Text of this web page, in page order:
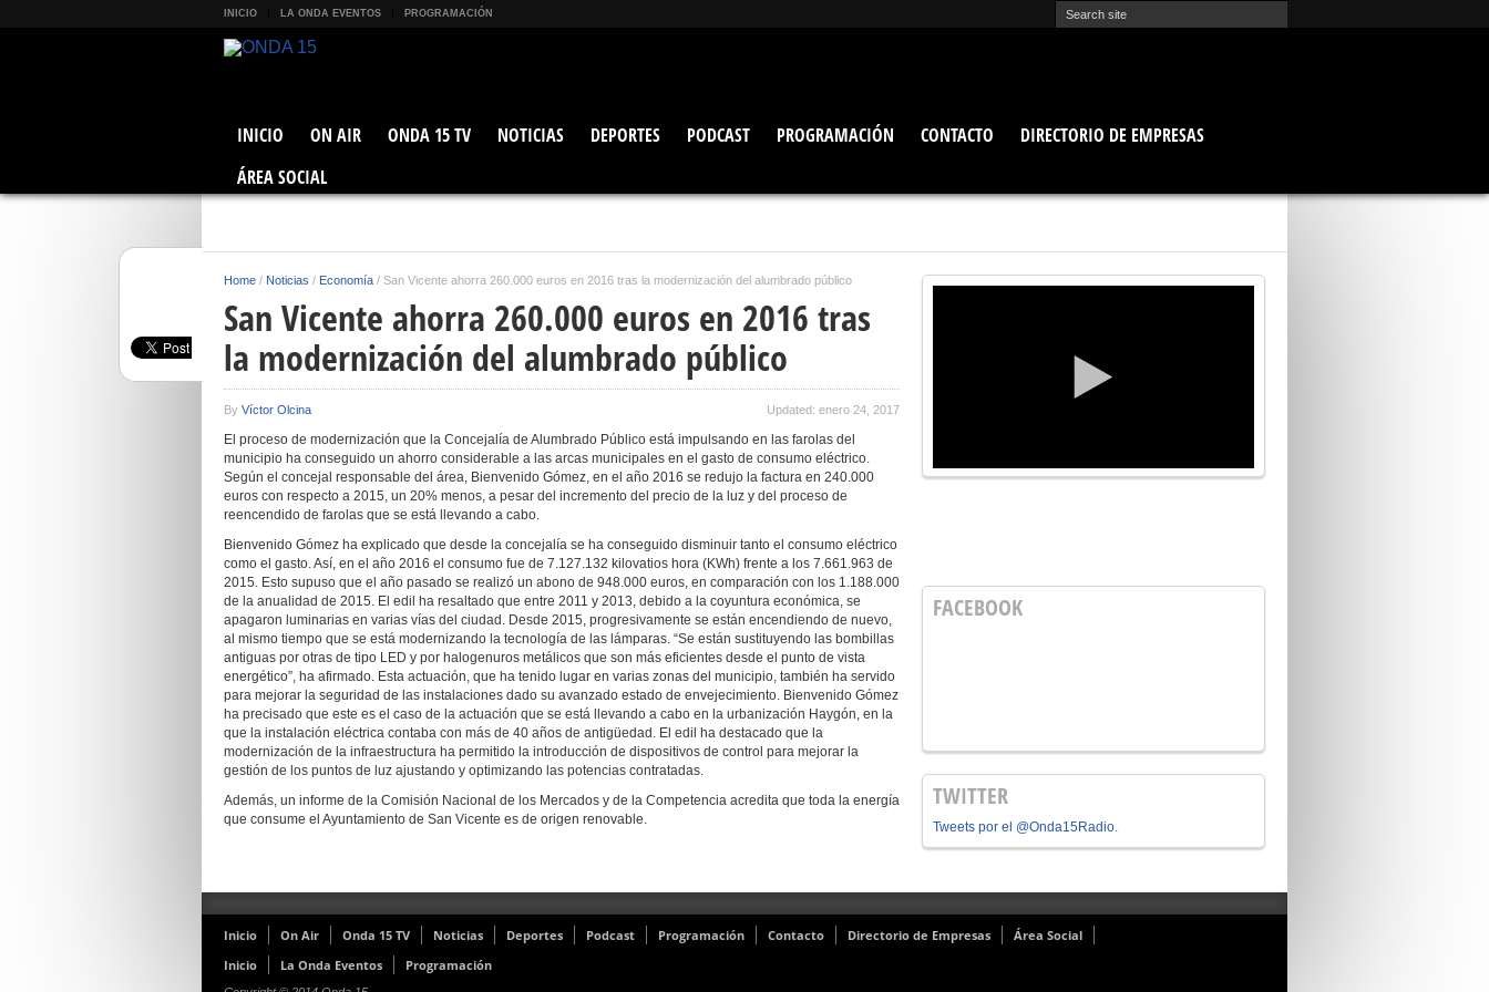
INICIO LA ONDA EVENTOS PROGRAMACIÓN
INICIO ON AIR ONDA 15 TV NOTICIAS DEPORTES PODCAST PROGRAMACIÓN CONTACTO
DIRECTORIO DE EMPRESAS
ÁREA SOCIAL
Home / Noticias / Economía / San Vicente ahorra 260.000 euros en 2016 tras la modernización del alumbrado público
San Vicente ahorra 260.000 euros en 2016 tras
la modernización del alumbrado público
By Víctor Olcina Updated: enero 24, 2017
El proceso de modernización que la Concejalía de Alumbrado Público está impulsando en las farolas del
municipio ha conseguido un ahorro considerable a las arcas municipales en el gasto de consumo eléctrico.
Según el concejal responsable del área, Bienvenido Gómez, en el año 2016 se redujo la factura en 240.000
euros con respecto a 2015, un 20% menos, a pesar del incremento del precio de la luz y del proceso de
reencendido de farolas que se está llevando a cabo.
Bienvenido Gómez ha explicado que desde la concejalía se ha conseguido disminuir tanto el consumo eléctrico
como el gasto. Así, en el año 2016 el consumo fue de 7.127.132 kilovatios hora (KWh) frente a los 7.661.963 de
2015. Esto supuso que el año pasado se realizó un abono de 948.000 euros, en comparación con los 1.188.000
de la anualidad de 2015. El edil ha resaltado que entre 2011 y 2013, debido a la coyuntura económica, se
apagaron luminarias en varias vías del ciudad. Desde 2015, progresivamente se están encendiendo de nuevo,
al mismo tiempo que se está modernizando la tecnología de las lámparas. “Se están sustituyendo las bombillas
antiguas por otras de tipo LED y por halogenuros metálicos que son más eficientes desde el punto de vista
energético”, ha afirmado. Esta actuación, que ha tenido lugar en varias zonas del municipio, también ha servido
para mejorar la seguridad de las instalaciones dado su avanzado estado de envejecimiento. Bienvenido Gómez
ha precisado que este es el caso de la actuación que se está llevando a cabo en la urbanización Haygón, en la
que la instalación eléctrica contaba con más de 40 años de antigüedad. El edil ha destacado que la
modernización de la infraestructura ha permitido la introducción de dispositivos de control para mejorar la
gestión de los puntos de luz ajustando y optimizando las potencias contratadas.
Además, un informe de la Comisión Nacional de los Mercados y de la Competencia acredita que toda la energía
que consume el Ayuntamiento de San Vicente es de origen renovable.
FACEBOOK
TWITTER
Tweets por el @Onda15Radio.
Inicio On Air Onda 15 TV Noticias Deportes Podcast Programación Contacto Directorio de Empresas
Área Social
Inicio
La Onda Eventos Programación